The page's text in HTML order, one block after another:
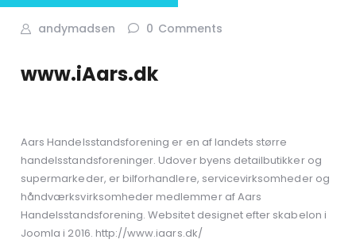
andymadsen 0 Comments
www.iAars.dk
Aars Handelsstandsforening er en af landets større
handelsstandsforeninger. Udover byens detailbutikker og
supermarkeder, er bilforhandlere, servicevirksomheder og
håndværksvirksomheder medlemmer af Aars
Handelsstandsforening. Websitet designet efter skabelon i
Joomla i 2016. http://www.iaars.dk/